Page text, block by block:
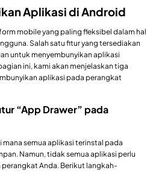
Aplikasi di Android
mobile yang paling fleksibel dalam hal
Salah satu fitur yang tersediakan
untuk menyembunyikan aplikasi
ini, kami akan menjelaskan tiga
aplikasi pada perangkat
“App Drawer” pada
mana semua aplikasi terinstal pada
Namun, tidak semua aplikasi perlu
Anda. Berikut langkah-